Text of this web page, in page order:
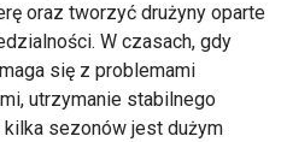
oraz tworzyć drużyny oparte
W czasach, gdy
się z problemami
utrzymanie stabilnego
sezonów jest dużym